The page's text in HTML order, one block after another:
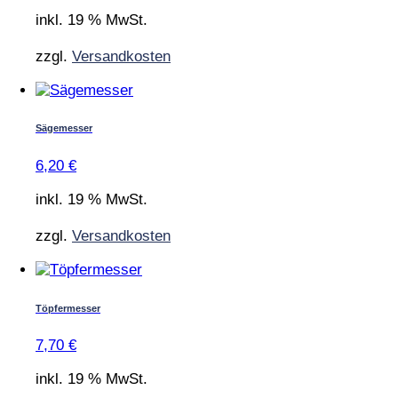
inkl. 19 % MwSt.
zzgl. Versandkosten
Sägemesser
6,20 €
inkl. 19 % MwSt.
zzgl. Versandkosten
Töpfermesser
7,70 €
inkl. 19 % MwSt.